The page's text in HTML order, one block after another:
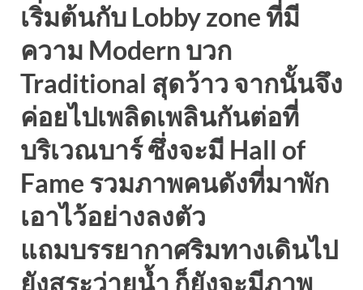
เริ่มต้นกับ Lobby zone ที่มี
ความ Modern บวก
Traditional สุดว้าว จากนั้นจึง
ค่อยไปเพลิดเพลินกันต่อที่
บริเวณบาร์ ซึ่งจะมี Hall of
Fame รวมภาพคนดังที่มาพัก
เอาไว้อย่างลงตัว
แถมบรรยากาศริมทางเดินไป
ยังสระว่ายน้ำ ก็ยังจะมีภาพ